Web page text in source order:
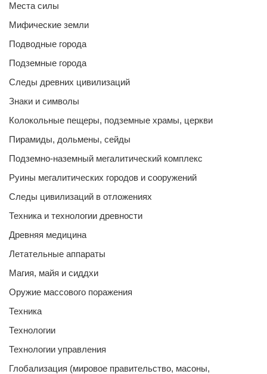
Места силы
Мифические земли
Подводные города
Подземные города
Следы древних цивилизаций
Знаки и символы
Колокольные пещеры, подземные храмы, церкви
Пирамиды, дольмены, сейды
Подземно-наземный мегалитический комплекс
Руины мегалитических городов и сооружений
Следы цивилизаций в отложениях
Техника и технологии древности
Древняя медицина
Летательные аппараты
Магия, майя и сиддхи
Оружие массового поражения
Техника
Технологии
Технологии управления
Глобализация (мировое правительство, масоны,